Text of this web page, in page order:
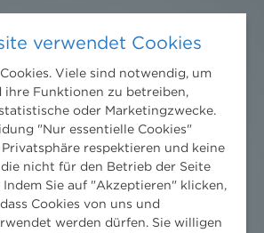
verwendet Cookies
Viele sind notwendig, um
ihre Funktionen zu betreiben,
oder Marketingzwecke.
"Nur essentielle Cookies"
respektieren und keine
die nicht für den Betrieb der Seite
Sie auf "Akzeptieren" klicken,
Cookies von uns und
werden dürfen. Sie willigen